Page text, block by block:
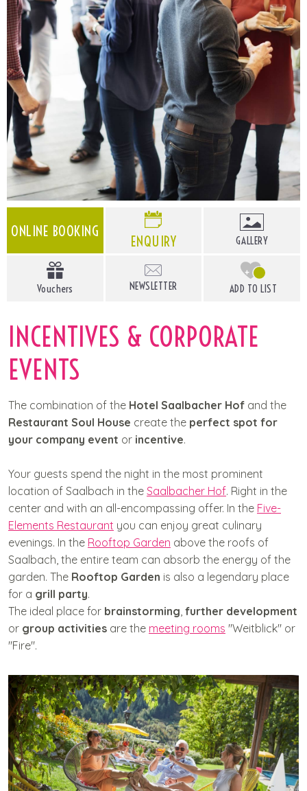
ONLINE BOOKING
ENQUIRY GALLERY
Vouchers NEWSLETTER ADD TO LIST
+
INCENTIVES & CORPORATE
EVENTS
The combination of the Hotel Saalbacher Hof and the
Restaurant Soul House create the perfect spot for
your company event or incentive.
Your guests spend the night in the most prominent
location of Saalbach in the Saalbacher Hof. Right in the
center and with an all-encompassing offer. In the Five-
Elements Restaurant you can enjoy great culinary
evenings. In the Rooftop Garden above the roofs of
Saalbach, the entire team can absorb the energy of the
garden. The Rooftop Garden is also a legendary place
for a grill party.
The ideal place for brainstorming, further development
or group activities are the meeting rooms "Weitblick" or
"Fire".